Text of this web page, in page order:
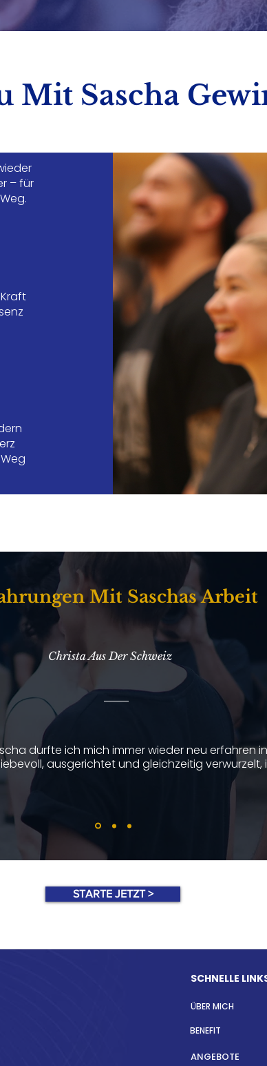
Mit Sascha
– für
Mit Saschas Arbeit
Christa Aus Der Schweiz
durfte ich mich immer wieder neu erfahren
ausgerichtet und gleichzeitig verwurzelt,
STARTE JETZT >
SCHNELLE
ÜBER MICH
BENEFIT
ANGEBOTE